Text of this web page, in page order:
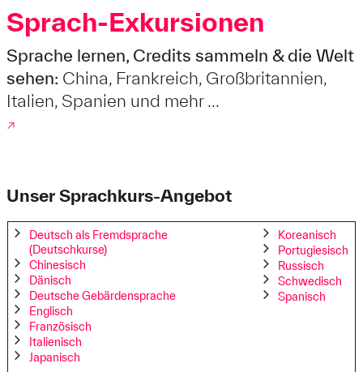
Sprach-Exkursionen
Sprache lernen, Credits sammeln & die Welt
sehen: China, Frankreich, Großbritannien,
Italien, Spanien und mehr ...
↗
Unser Sprachkurs-Angebot
Deutsch als Fremdsprache
(Deutschkurse)
Chinesisch
Dänisch
Deutsche Gebärdensprache
Englisch
Französisch
Italienisch
Japanisch
Koreanisch
Portugiesisch
Russisch
Schwedisch
Spanisch